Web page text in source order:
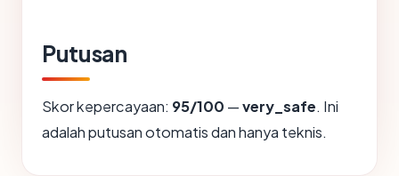
Putusan
Skor kepercayaan: 95/100 —very_safe. Ini
adalah putusan otomatis dan hanya teknis.